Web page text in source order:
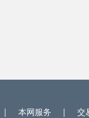
| 本网服务 |
交